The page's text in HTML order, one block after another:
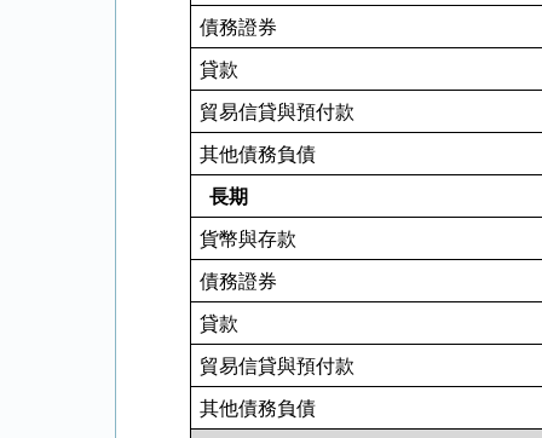
債務證券
貸款
貿易信貸與預付款
其他債務負債
長期
貨幣與存款
債務證券
貸款
貿易信貸與預付款
其他債務負債